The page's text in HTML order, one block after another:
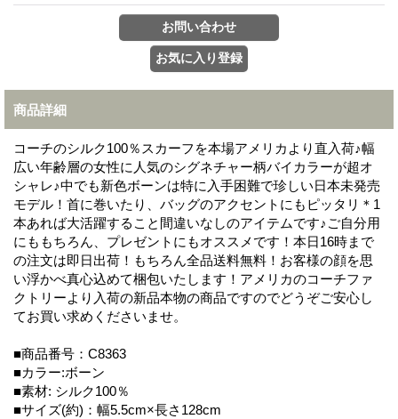
商品詳細
コーチのシルク100％スカーフを本場アメリカより直入荷♪幅
広い年齢層の女性に人気のシグネチャー柄バイカラーが超オ
シャレ♪中でも新色ボーンは特に入手困難で珍しい日本未発売
モデル！首に巻いたり、バッグのアクセントにもピッタリ＊1
本あれば大活躍すること間違いなしのアイテムです♪ご自分用
にももちろん、プレゼントにもオススメです！本日16時まで
の注文は即日出荷！もちろん全品送料無料！お客様の顔を思
い浮かべ真心込めて梱包いたします！アメリカのコーチファ
クトリーより入荷の新品本物の商品ですのでどうぞご安心し
てお買い求めくださいませ。
■商品番号：C8363
■カラー:ボーン
■素材: シルク100％
■サイズ(約)：幅5.5cm×長さ128cm